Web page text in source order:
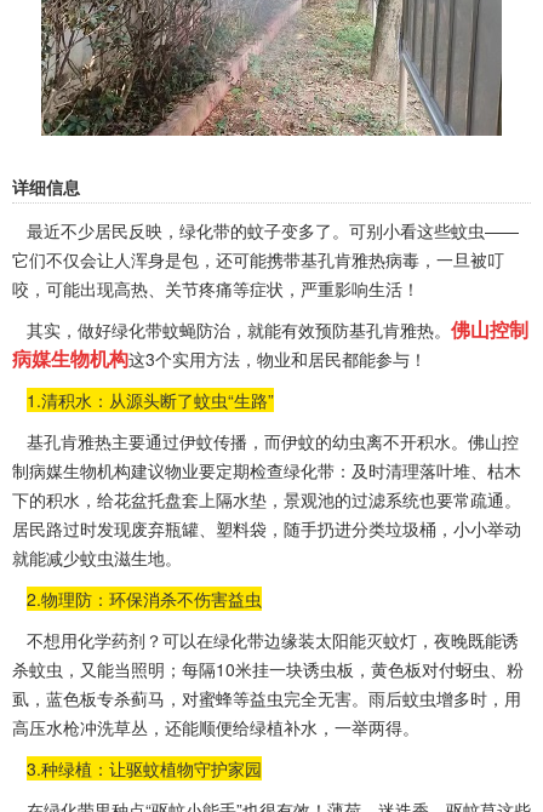
详细信息
最近不少居民反映，绿化带的蚊子变多了。可别小看这些蚊虫——
它们不仅会让人浑身是包，还可能携带基孔肯雅热病毒，一旦被叮
咬，可能出现高热、关节疼痛等症状，严重影响生活！
其实，做好绿化带蚊蝇防治，就能有效预防基孔肯雅热。 佛山控制
病媒生物机构这3个实用方法，物业和居民都能参与！
1.清积水：从源头断了蚊虫“生路”
基孔肯雅热主要通过伊蚊传播，而伊蚊的幼虫离不开积水。佛山控
制病媒生物机构建议物业要定期检查绿化带： 及时清理落叶堆、枯木
下的积水，给花盆托盘套上隔水垫，景观池的过滤系统也要常疏通。
居民路过时发现废弃瓶罐、塑料袋，随手扔进分类垃圾桶，小小举动
就能减少蚊虫滋生地。
2.物理防：环保消杀不伤害益虫
不想用化学药剂？可以在绿化带边缘装太阳能灭蚊灯，夜晚既能诱
杀蚊虫，又能当照明；每隔10米挂一块诱虫板，黄色板对付蚜虫、粉
虱，蓝色板专杀蓟马，对蜜蜂等益虫完全无害。雨后蚊虫增多时，用
高压水枪冲洗草丛，还能顺便给绿植补水，一举两得。
3.种绿植：让驱蚊植物守护家园